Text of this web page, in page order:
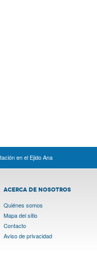
en el Ejido Ana
ACERCA DE NOSOTROS
Quiénes somos
Mapa del sitio
Contacto
Aviso de privacidad